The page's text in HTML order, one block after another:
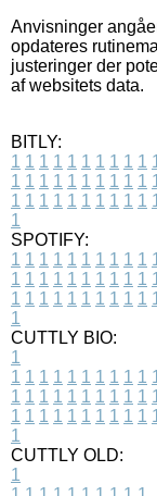
Anvisninger
opdateres
justeringer der
af websitets data.
BITLY:
1 1 1 1 1 1 1 1 1 1
1 1 1 1 1 1 1 1 1 1
1 1 1 1 1 1 1 1 1 1
1
SPOTIFY:
1 1 1 1 1 1 1 1 1 1
1 1 1 1 1 1 1 1 1 1
1 1 1 1 1 1 1 1 1 1
1
CUTTLY BIO:
1
1 1 1 1 1 1 1 1 1 1
1 1 1 1 1 1 1 1 1 1
1 1 1 1 1 1 1 1 1 1
1
CUTTLY OLD:
1